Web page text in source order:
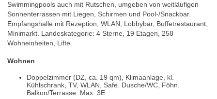
Swimmingpools auch mit Rutschen, umgeben von weitläufigen
Sonnenterrassen mit Liegen, Schirmen und Pool-/Snackbar.
Empfangshalle mit Rezeption, WLAN, Lobbybar, Buffetrestaurant,
Minimarkt. Landeskategorie: 4 Sterne, 19 Etagen, 258
Wohneinheiten, Lifte.
Wohnen
Doppelzimmer (DZ, ca. 19 qm), Klimaanlage, kl.
Kühlschrank, TV, WLAN, Safe. Dusche/WC, Föhn.
Balkon/Terrasse. Max. 3E